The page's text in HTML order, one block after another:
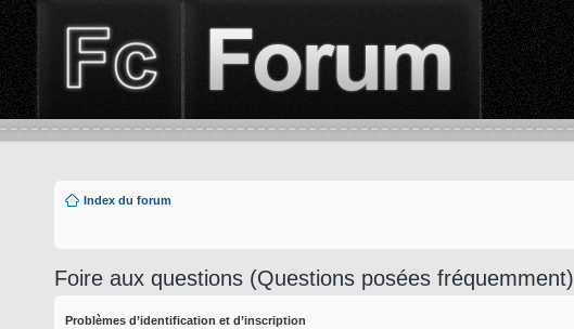
Index du forum
Foire aux questions (Questions posées fréquemment)
Problèmes d’identification et d’inscription